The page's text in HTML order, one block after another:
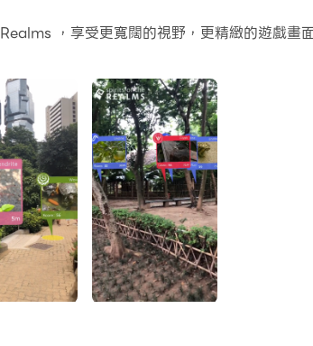
，享受更寬闊的視野，更精緻的遊戲畫